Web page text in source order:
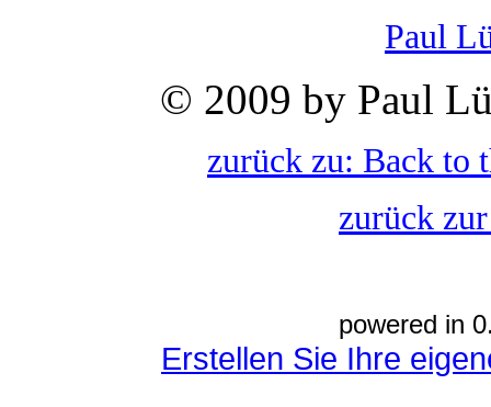
Paul
© 2009 by Paul
zurück zu: Back to
zurück
powered in
Erstellen Sie Ihre